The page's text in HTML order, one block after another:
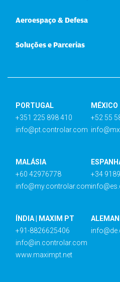
Aeroespaço & Defesa
Soluções e Parcerias
PORTUGAL
+351 225 898 410
info@pt.controlar.com
MÉXICO
+52 55
MALÁSIA
+60 42976778
info@my.controlar.com
+34
ÍNDIA | MAXIM PT
+91-8826625406
info@in.controlar.com
www.maximpt.net